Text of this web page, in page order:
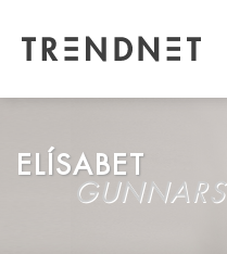
ELÍSABET
GUNNARS